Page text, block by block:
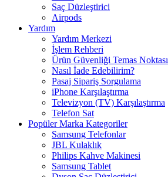
Saç Düzleştirici
Airpods
Yardım
Yardım Merkezi
İşlem Rehberi
Ürün Güvenliği Temas Noktası
Nasıl İade Edebilirim?
Pasaj Sipariş Sorgulama
iPhone Karşılaştırma
Televizyon (TV) Karşılaştırma
Telefon Sat
Popüler Marka Kategoriler
Samsung Telefonlar
JBL Kulaklık
Philips Kahve Makinesi
Samsung Tablet